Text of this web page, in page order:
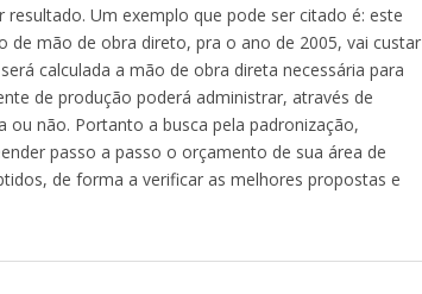
Um exemplo que pode ser citado é: este
mão de obra direto, pra o ano de 2005, vai custar
calculada a mão de obra direta necessária para
de produção poderá administrar, através de
não. Portanto a busca pela padronização,
passo a passo o orçamento de sua área de
de forma a verificar as melhores propostas e